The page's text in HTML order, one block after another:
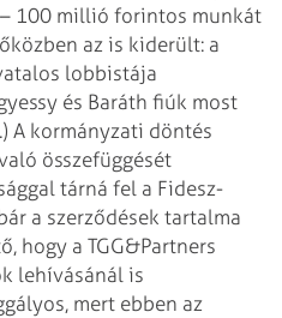
100 millió forintos munkát
az is kiderült: a
lobbistája
és Baráth fiúk most
A kormányzati döntés
összefüggését
tárná fel a Fidesz-
a szerződések tartalma
hogy a TGG&Partners
lehívásánál is
mert ebben az